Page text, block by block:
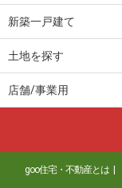
新築一戸建て
土地を探す
店舗/事業用
goo住宅・不動産とは